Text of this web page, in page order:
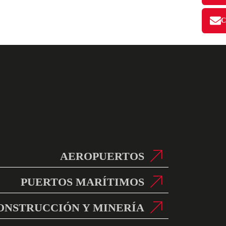
AEROPUERTOS
PUERTOS MARÍTIMOS
Y MINERÍA